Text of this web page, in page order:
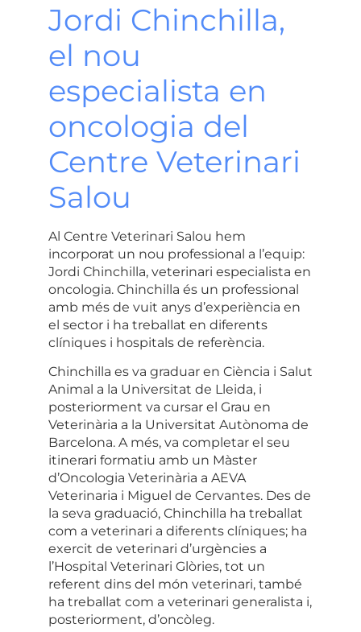
Jordi Chinchilla,
el nou
especialista en
oncologia del
Centre Veterinari
Salou
Al Centre Veterinari Salou hem
incorporat un nou professional a l’equip:
Jordi Chinchilla, veterinari especialista en
oncologia. Chinchilla és un professional
amb més de vuit anys d’experiència en
el sector i ha treballat en diferents
clíniques i hospitals de referència.
Chinchilla es va graduar en Ciència i Salut
Animal a la Universitat de Lleida, i
posteriorment va cursar el Grau en
Veterinària a la Universitat Autònoma de
Barcelona. A més, va completar el seu
itinerari formatiu amb un Màster
d’Oncologia Veterinària a AEVA
Veterinaria i Miguel de Cervantes. Des de
la seva graduació, Chinchilla ha treballat
com a veterinari a diferents clíniques; ha
exercit de veterinari d’urgències a
l’Hospital Veterinari Glòries, tot un
referent dins del món veterinari, també
ha treballat com a veterinari generalista i,
posteriorment, d’oncòleg.